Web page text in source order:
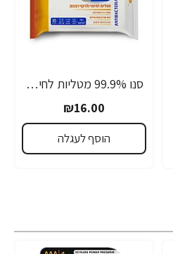
סנו 99.9% מטליות לחיטוי ולניקוי רצפות - 10 יחידות
₪16.00
הוסף לעגלה